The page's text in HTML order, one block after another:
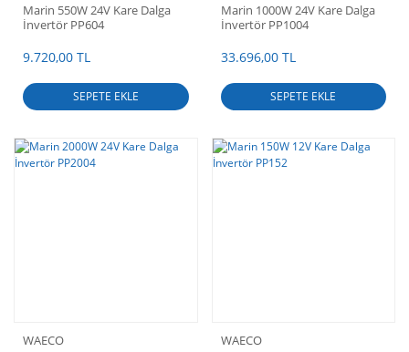
Marin 550W 24V Kare Dalga
İnvertör PP604
9.720,00 TL
SEPETE EKLE
Marin 1000W 24V Kare Dalga
İnvertör PP1004
33.696,00 TL
SEPETE EKLE
WAECO
WAECO